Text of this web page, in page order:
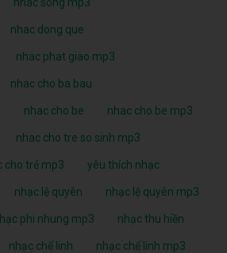
nhac dong que
nhac phat giao mp3
nhac cho ba bau
nhac cho be nhac cho be mp3
nhac cho tre so sinh mp3
cho trẻ mp3 yêu thích nhạc
nhạc lệ quyên nhạc lệ quyên mp3
phi nhung mp3 nhạc thu hiền
nhạc chế linh
nhạc chế linh mp3